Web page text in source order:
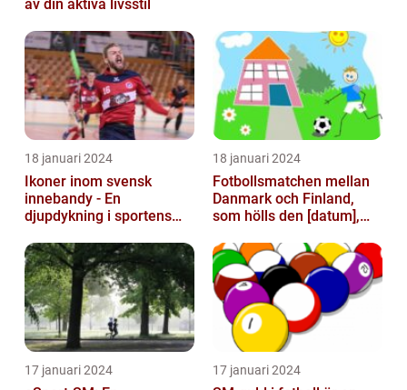
av din aktiva livsstil
18 januari 2024
Ikoner inom svensk
innebandy - En
djupdykning i sportens
profiler
18 januari 2024
Fotbollsmatchen mellan
Danmark och Finland,
som hölls den [datum],
allvarl...
17 januari 2024 17 januari 2024